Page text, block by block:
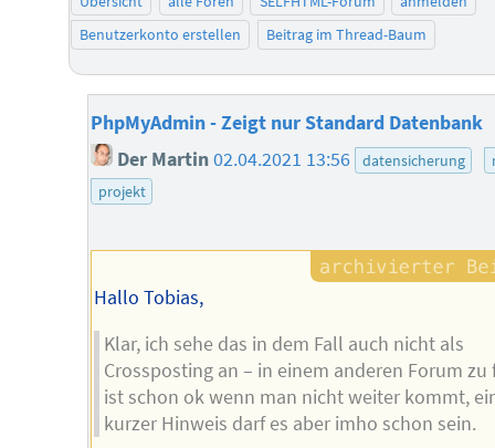
Benutzerkonto erstellen
Beitrag im Thread-Baum
PhpMyAdmin - Zeigt nur Standard Datenbank
Der Martin02.04.2021 13:56 datensicherung
projekt
Hallo Tobias,
Klar, ich sehe das in dem Fall auch nicht als
Crossposting an – in einem anderen Forum zu
ist schon ok wenn man nicht weiter kommt,
kurzer Hinweis darf es aber imho schon sein.